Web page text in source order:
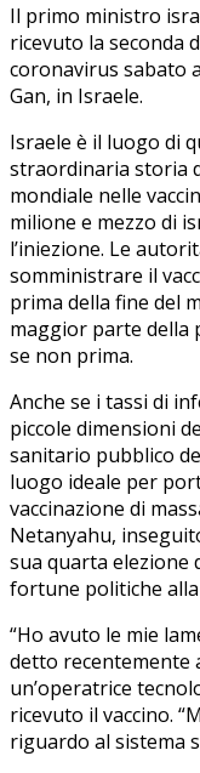
Il primo ministro
ricevuto la seconda
coronavirus sabato
Gan, in Israele.
Israele è il luogo di
straordinaria storia
mondiale nelle
milione e mezzo di
l’iniezione. Le
somministrare il
prima della fine del
maggior parte della
se non prima.
Anche se i tassi di
piccole dimensioni
sanitario pubblico
luogo ideale per
vaccinazione di
Netanyahu,
sua quarta elezione
fortune politiche alla
“Ho avuto le mie
detto recentemente
un’operatrice
ricevuto il vaccino.
riguardo al sistema